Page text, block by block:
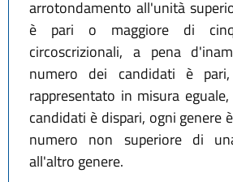
arrotondamento all'unità
è pari o maggiore di
circoscrizionali, a pena
numero dei candidati è
rappresentato in misura
candidati è dispari, ogni genere
numero non superiore di
all'altro genere.